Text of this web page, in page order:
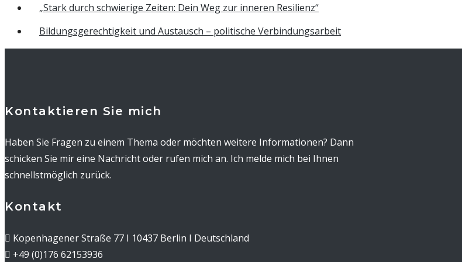
„Stark durch schwierige Zeiten: Dein Weg zur inneren Resilienz“
Bildungsgerechtigkeit und Austausch – politische Verbindungsarbeit
Kontaktieren Sie mich
Haben Sie Fragen zu einem Thema oder möchten weitere Informationen? Dann
schicken Sie mir eine Nachricht oder rufen mich an. Ich melde mich bei Ihnen
schnellstmöglich zurück.
Kontakt
Kopenhagener Straße 77 I 10437 Berlin I Deutschland
+49 (0)176 62153936